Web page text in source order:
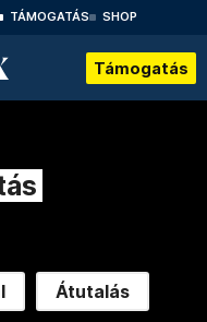
TÁMOGATÁS SHOP
Támogatás
Átutalás